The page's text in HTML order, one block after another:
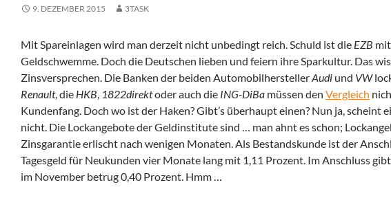
9. DEZEMBER 2015 3TASK
Mit Spareinlagen wird man derzeit nicht unbedingt reich. Schuld ist die EZB
Geldschwemme. Doch die Deutschen lieben und feiern ihre Sparkultur. Das
Zinsversprechen. Die Banken der beiden AutomobilherstellerAudi und VW
Renault, die HKB, 1822direktoder auch die ING-DiBa müssen den Vergleich
Kundenfang. Doch wo ist der Haken? Gibt’s überhaupt einen? Nun ja, scheint
nicht. Die Lockangebote der Geldinstitute sind … man ahnt es schon;
Zinsgarantie erlischt nach wenigen Monaten. Als Bestandskunde ist der
Tagesgeld für Neukunden vier Monate lang mit 1,11 Prozent. Im Anschluss
im November betrug 0,40 Prozent. Hmm …